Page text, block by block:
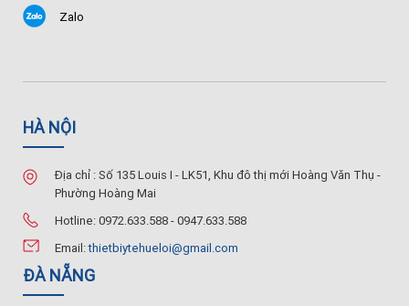
Zalo
HÀ NỘI
Địa chỉ : Số 135 Louis I - LK51, Khu đô thị mới Hoàng Văn Thụ -
Phường Hoàng Mai
Hotline: 0972.633.588 - 0947.633.588
Email:thietbiytehueloi@gmail.com
ĐÀ NẴNG